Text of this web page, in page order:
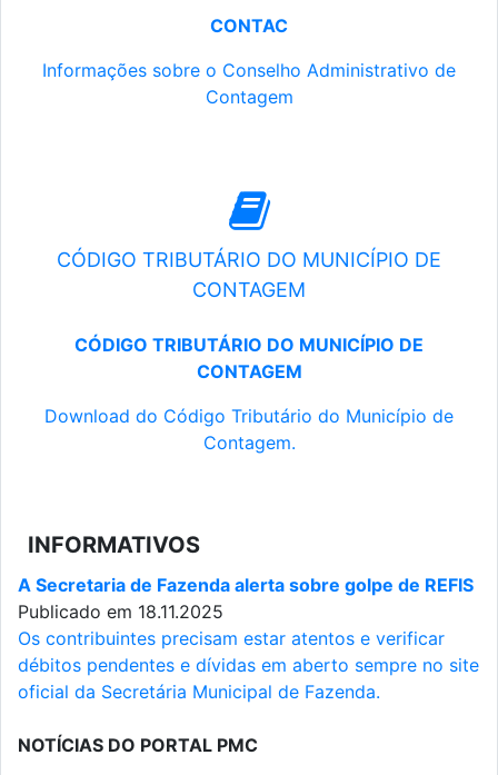
CONTAC
Informações sobre o Conselho Administrativo de
Contagem
CÓDIGO TRIBUTÁRIO DO MUNICÍPIO DE
CONTAGEM
CÓDIGO TRIBUTÁRIO DO MUNICÍPIO DE
CONTAGEM
Download do Código Tributário do Município de
Contagem.
INFORMATIVOS
A Secretaria de Fazenda alerta sobre golpe de REFIS
Publicado em 18.11.2025
Os contribuintes precisam estar atentos e verificar
débitos pendentes e dívidas em aberto sempre no site
oficial da Secretária Municipal de Fazenda.
NOTÍCIAS DO PORTAL PMC